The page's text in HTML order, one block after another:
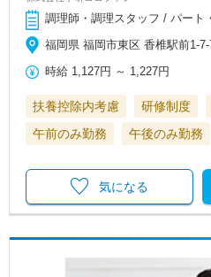
調理師・調理スタッフ / パート
福岡県 福岡市東区 香椎駅前1-7-
時給 1,127円 ～ 1,227円
扶養控除内考慮 研修制度
午前のみ勤務
午後のみ勤務
気になる